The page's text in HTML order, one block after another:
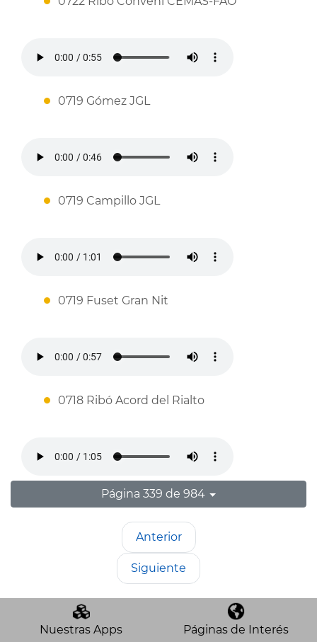
0719 Gómez JGL
0719 Campillo JGL
0719 Fuset Gran Nit
0718 Ribó Acord del Rialto
Página 339 de 984
Anterior
Siguiente
Nuestras Apps Páginas de Interés